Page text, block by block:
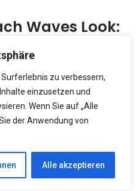
zu verbessern,
einzusetzen und
Wenn Sie auf „Alle
der Anwendung von
Alle akzeptieren
Waves Look:
deinem langen Haar
Ausstrahlung.
Tag am Strand erinnern,